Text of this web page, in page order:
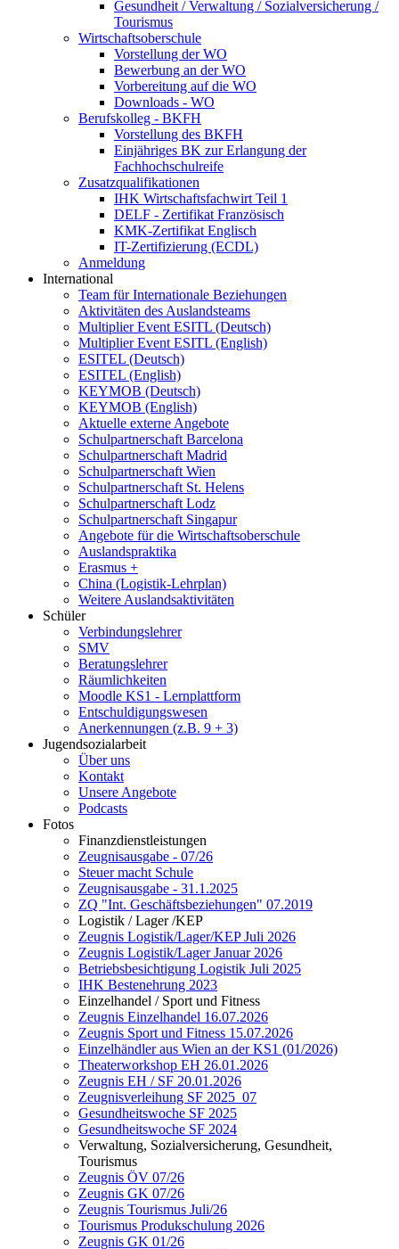
Gesundheit / Verwaltung / Sozialversicherung /
Tourismus
Wirtschaftsoberschule
Vorstellung der WO
Bewerbung an der WO
Vorbereitung auf die WO
Downloads - WO
Berufskolleg - BKFH
Vorstellung des BKFH
Einjähriges BK zur Erlangung der
Fachhochschulreife
Zusatzqualifikationen
IHK Wirtschaftsfachwirt Teil 1
DELF - Zertifikat Französisch
KMK-Zertifikat Englisch
IT-Zertifizierung (ECDL)
Anmeldung
International
Team für Internationale Beziehungen
Aktivitäten des Auslandsteams
Multiplier Event ESITL (Deutsch)
Multiplier Event ESITL (English)
ESITEL (Deutsch)
ESITEL (English)
KEYMOB (Deutsch)
KEYMOB (English)
Aktuelle externe Angebote
Schulpartnerschaft Barcelona
Schulpartnerschaft Madrid
Schulpartnerschaft Wien
Schulpartnerschaft St. Helens
Schulpartnerschaft Lodz
Schulpartnerschaft Singapur
Angebote für die Wirtschaftsoberschule
Auslandspraktika
Erasmus +
China (Logistik-Lehrplan)
Weitere Auslandsaktivitäten
Schüler
Verbindungslehrer
SMV
Beratungslehrer
Räumlichkeiten
Moodle KS1 - Lernplattform
Entschuldigungswesen
Anerkennungen (z.B. 9 + 3)
Jugendsozialarbeit
Über uns
Kontakt
Unsere Angebote
Podcasts
Fotos
Finanzdienstleistungen
Zeugnisausgabe - 07/26
Steuer macht Schule
Zeugnisausgabe - 31.1.2025
ZQ "Int. Geschäftsbeziehungen" 07.2019
Logistik / Lager /KEP
Zeugnis Logistik/Lager/KEP Juli 2026
Zeugnis Logistik/Lager Januar 2026
Betriebsbesichtigung Logistik Juli 2025
IHK Bestenehrung 2023
Einzelhandel / Sport und Fitness
Zeugnis Einzelhandel 16.07.2026
Zeugnis Sport und Fitness 15.07.2026
Einzelhändler aus Wien an der KS1 (01/2026)
Theaterworkshop EH 26.01.2026
Zeugnis EH / SF 20.01.2026
Zeugnisverleihung SF 2025_07
Gesundheitswoche SF 2025
Gesundheitswoche SF 2024
Verwaltung, Sozialversicherung, Gesundheit,
Tourismus
Zeugnis ÖV 07/26
Zeugnis GK 07/26
Zeugnis Tourismus Juli/26
Tourismus Produkschulung 2026
Zeugnis GK 01/26